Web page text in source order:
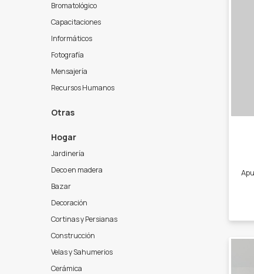
Bromatológico
Capacitaciones
Informáticos
Fotografía
Mensajería
Recursos Humanos
Otras
Hogar
Jardinería
Deco en madera
Bazar
Decoración
Cortinas y Persianas
Construcción
Velas y Sahumerios
Cerámica